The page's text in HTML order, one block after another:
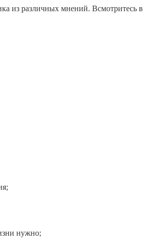
из различных мнений. Всмотритесь в
нужно;